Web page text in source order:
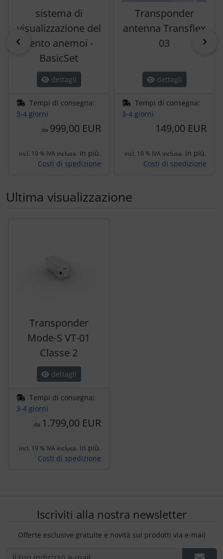
indietro
sistema di
visualizzazione del
vento anemoi -
BasicSet
dettagli
Tempi di consegna:
3-4 giorni
da 999,00 EUR
incl. 19 % IVA inclusa. in più.
Costi di spedizione
Transponder
antenna Transflex
03
dettagli
Tempi di consegna:
3-4 giorni
149,00 EUR
incl. 19 % IVA inclusa. in più.
Costi di spedizione
Ultima visualizzazione
Transponder
Mode-S VT-01
Classe 2
dettagli
Tempi di consegna:
3-4 giorni
da 1.799,00 EUR
incl. 19 % IVA inclusa. in più.
Costi di spedizione
Iscriviti alla nostra newsletter
Offerte esclusive gratuite e novità sui prodotti via e-mail